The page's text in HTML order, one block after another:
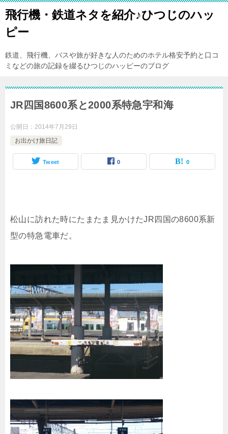
飛行機・鉄道ネタを紹介♪ひつじのハッ
ピー
鉄道、飛行機、バスや旅が好きな人のためのホテル格安予約と口コ
ミなどの旅の記録を綴るひつじのハッピーのブログ
JR四国8600系と2000系特急宇和海
公開日： 2014年7月29日
お出かけ旅日記
Tweet 0 0
松山に訪れた時にたまたま見かけたJR四国の8600系新
型の特急電車だ。